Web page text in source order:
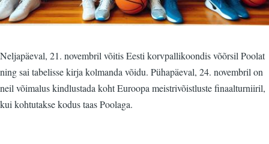
Neljapäeval, 21. novembril võitis Eesti korvpallikoondis võõrsil Poolat
ning sai tabelisse kirja kolmanda võidu. Pühapäeval, 24. novembril on
neil võimalus kindlustada koht Euroopa meistrivõistluste finaalturniiril,
kui kohtutakse kodus taas Poolaga.